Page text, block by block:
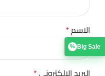
الاسم*
% Big Sale